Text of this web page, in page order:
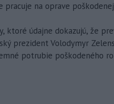
na oprave
ktoré údajne dokazujú, že
prezident Volodymyr
potrubie poškodeného